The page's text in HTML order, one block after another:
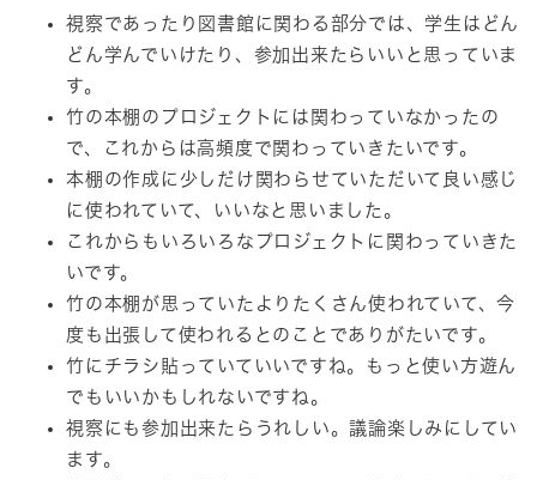
視察であったり図書館に関わる部分では、学生はどん
どん学んでいけたり、参加出来たらいいと思っていま
す。
竹の本棚のプロジェクトには関わっていなかったの
で、これからは高頻度で関わっていきたいです。
本棚の作成に少しだけ関わらせていただいて良い感じ
に使われていて、いいなと思いました。
これからもいろいろなプロジェクトに関わっていきた
いです。
竹の本棚が思っていたよりたくさん使われていて、今
度も出張して使われるとのことでありがたいです。
竹にチラシ貼っていていいですね。もっと使い方遊ん
でもいいかもしれないですね。
視察にも参加出来たらうれしい。議論楽しみにしてい
ます。